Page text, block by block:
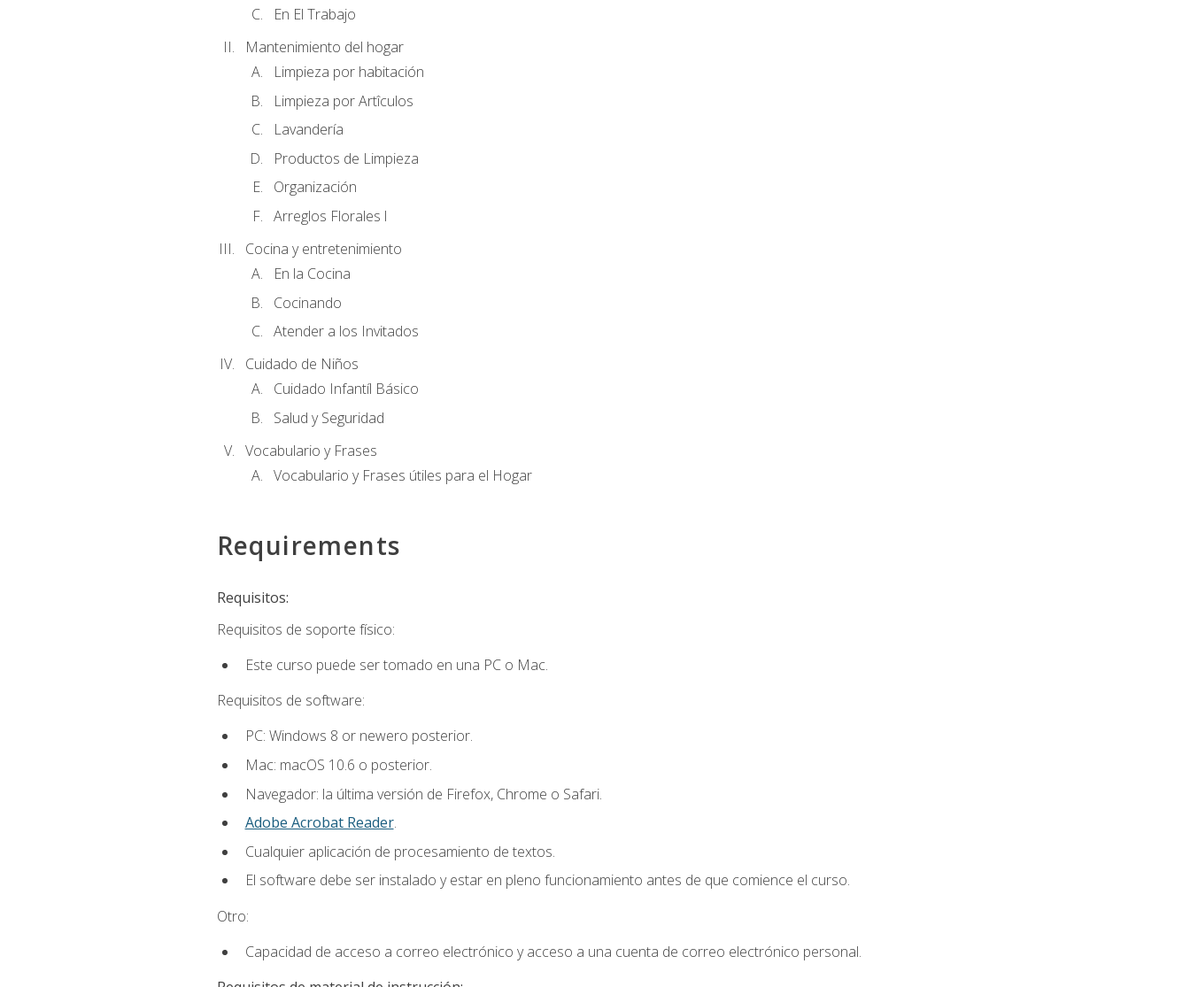
En El Trabajo
Mantenimiento del hogar
Limpieza por habitación
Limpieza por Artîculos
Lavandería
Productos de Limpieza
Organización
Arreglos Florales l
Cocina y entretenimiento
En la Cocina
Cocinando
Atender a los Invitados
Cuidado de Niños
Cuidado Infantíl Básico
Salud y Seguridad
Vocabulario y Frases
Vocabulario y Frases útiles para el Hogar
Requirements
Requisitos:
Requisitos de soporte físico:
Este curso puede ser tomado en una PC o Mac.
Requisitos de software:
PC: Windows 8 or newero posterior.
Mac: macOS 10.6 o posterior.
Navegador: la última versión de Firefox, Chrome o Safari.
Adobe Acrobat Reader.
Cualquier aplicación de procesamiento de textos.
El software debe ser instalado y estar en pleno funcionamiento antes de que comience el curso.
Otro:
Capacidad de acceso a correo electrónico y acceso a una cuenta de correo electrónico personal.